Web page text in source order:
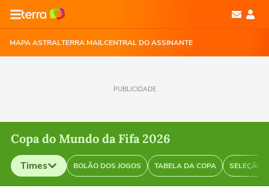
MAPA ASTRALTERRA MAILCENTRAL DO ASSINANTE
PUBLICIDADE
Copa do Mundo da Fifa 2026
Times BOLÃO DOS JOGOS TABELA DA COPA SELEÇÃO